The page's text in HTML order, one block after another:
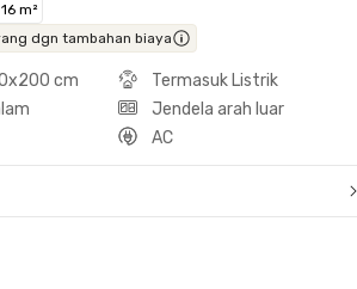
16 m²
dgn tambahan biaya
cm
Termasuk Listrik
Jendela arah luar
AC